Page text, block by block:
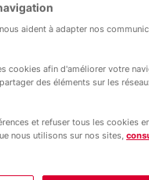
aident à adapter nos
cookies afin d'améliorer votre
des éléments sur les
et refuser tous les cookies
nous utilisons sur nos sites,